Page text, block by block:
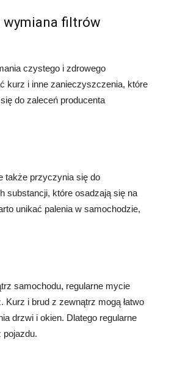
wymiana filtrów
czystego i zdrowego
kurz i inne zanieczyszczenia, które
do zaleceń producenta
także przyczynia się do
substancji, które osadzają się na
unikać palenia w samochodzie,
samochodu, regularne mycie
i brud z zewnątrz mogą łatwo
drzwi i okien. Dlatego regularne